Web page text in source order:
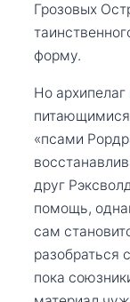
Грозовых
форму.
Но
«псами
друг
помощь,
сам
разобраться
пока